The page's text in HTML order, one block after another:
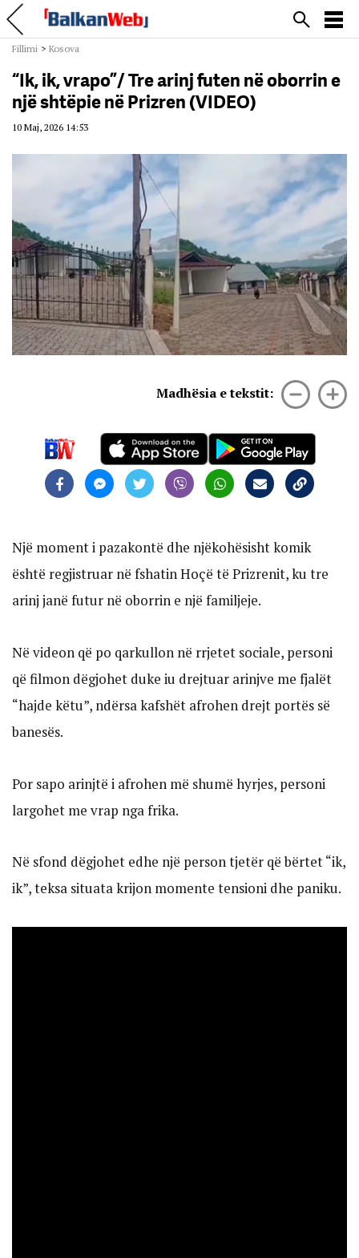
Fillimi > Kosova
“Ik, ik, vrapo”/ Tre arinj futen në oborrin e
një shtëpie në Prizren (VIDEO)
10 Maj, 2026 14:53
Madhësia e tekstit:
Një moment i pazakontë dhe njëkohësisht komik
është regjistruar në fshatin Hoçë të Prizrenit, ku tre
arinj janë futur në oborrin e një familjeje.
Në videon që po qarkullon në rrjetet sociale, personi
që filmon dëgjohet duke iu drejtuar arinjve me fjalët
“hajde këtu”, ndërsa kafshët afrohen drejt portës së
banesës.
Por sapo arinjtë i afrohen më shumë hyrjes, personi
largohet me vrap nga frika.
Në sfond dëgjohet edhe një person tjetër që bërtet “ik,
ik”, teksa situata krijon momente tensioni dhe paniku.